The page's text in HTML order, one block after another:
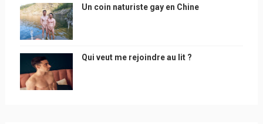
Un coin naturiste gay en Chine
Qui veut me rejoindre au lit ?